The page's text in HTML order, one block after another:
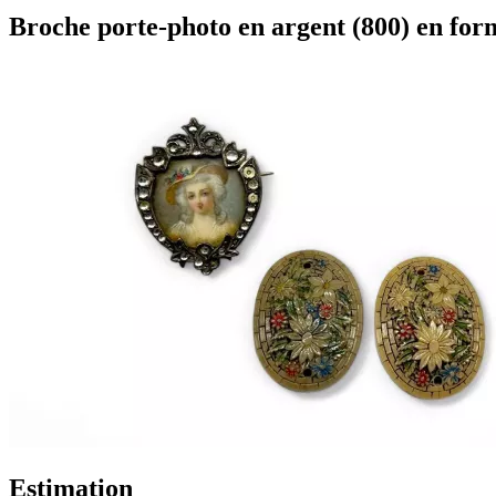
Broche porte-photo en argent (800) en
Estimation